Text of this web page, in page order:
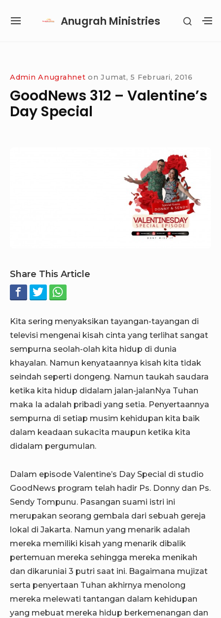
Anugrah Ministries
SITE
SHOW
Admin Anugrahnet on Jumat, 5 Februari, 2016
GoodNews 312 – Valentine’s
Day Special
Share This Article
Kita sering menyaksikan tayangan-tayangan di
televisi mengenai kisah cinta yang terlihat sangat
sempurna seolah-olah kita hidup di dunia
khayalan. Namun kenyataannya kisah kita tidak
seindah seperti dongeng. Namun taukah saudara
ketika kita hidup didalam jalan-jalanNya Tuhan
maka Ia adalah pribadi yang setia. Penyertaannya
sempurna di setiap musim kehidupan kita baik
dalam keadaan sukacita maupun ketika kita
didalam pergumulan.
Dalam episode Valentine’s Day Special di studio
GoodNews program telah hadir Ps. Donny dan Ps.
Sendy Tompunu. Pasangan suami istri ini
merupakan seorang gembala dari sebuah gereja
lokal di Jakarta. Namun yang menarik adalah
mereka memiliki kisah yang menarik dibalik
pertemuan mereka sehingga mereka menikah
dan dikaruniai 3 putri saat ini. Bagaimana mujizat
serta penyertaan Tuhan akhirnya menolong
mereka melewati tantangan dalam kehidupan
yang mebuat mereka hidup berkemenangan dan